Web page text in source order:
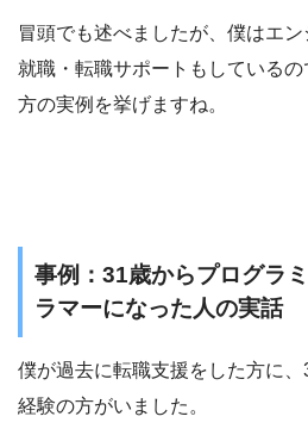
冒頭でも述べましたが、僕はエ
就職・転職サポートもしている
方の実例を挙げますね。
事例：31歳からプログラ
ラマーになった人の実話
僕が過去に転職支援をした方に
経験の方がいました。